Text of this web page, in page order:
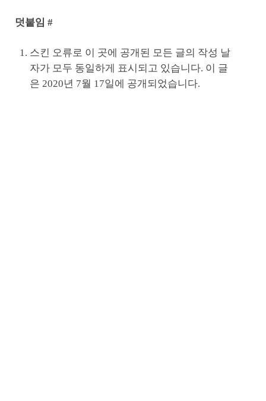
덧붙임 #
스킨 오류로 이 곳에 공개된 모든 글의 작성 날
자가 모두 동일하게 표시되고 있습니다. 이 글
은 2020년 7월 17일에 공개되었습니다.